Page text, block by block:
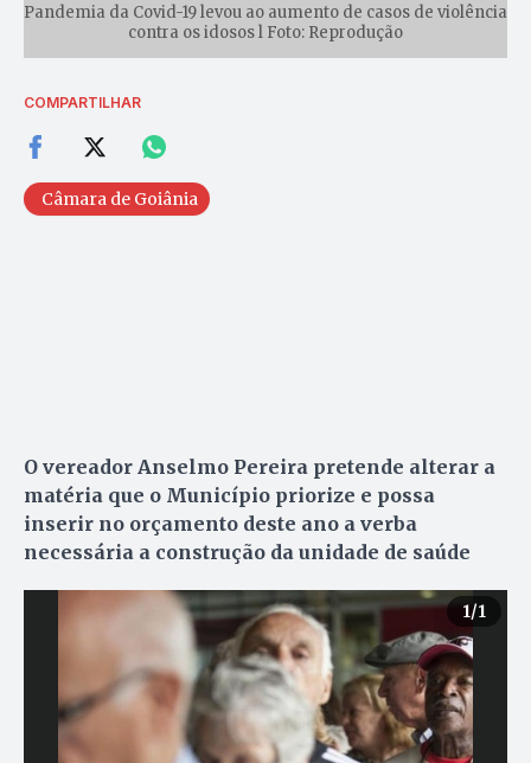
Pandemia da Covid-19 levou ao aumento de casos de violência
contra os idosos l Foto: Reprodução
COMPARTILHAR
Câmara de Goiânia
O vereador Anselmo Pereira pretende alterar a
matéria que o Município priorize e possa
inserir no orçamento deste ano a verba
necessária a construção da unidade de saúde
1/1